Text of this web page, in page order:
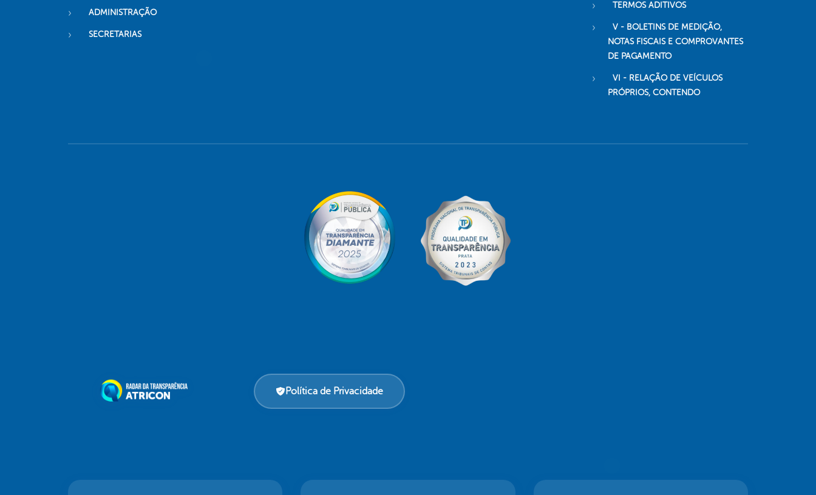
ADMINISTRAÇÃO
SECRETARIAS
TERMOS ADITIVOS
V - BOLETINS DE MEDIÇÃO,
NOTAS FISCAIS E COMPROVANTES
DE PAGAMENTO
VI - RELAÇÃO DE VEÍCULOS
PRÓPRIOS, CONTENDO
Política de Privacidade